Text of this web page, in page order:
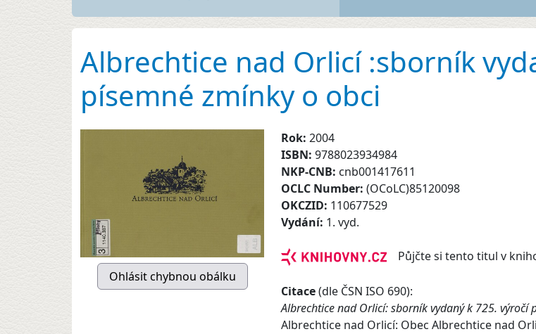
Albrechtice nad Orlicí :sborník
písemné zmínky o obci
Rok: 2004
ISBN: 9788023934984
NKP-CNB: cnb001417611
OCLC Number: (OCoLC)85120098
OKCZID: 110677529
Vydání: 1. vyd.
Půjčte si tento titul v
Citace(dle ČSN ISO 690):
Albrechtice nad Orlicí: sborník vydaný k 725. výročí
Albrechtice nad Orlicí: Obec Albrechtice nad